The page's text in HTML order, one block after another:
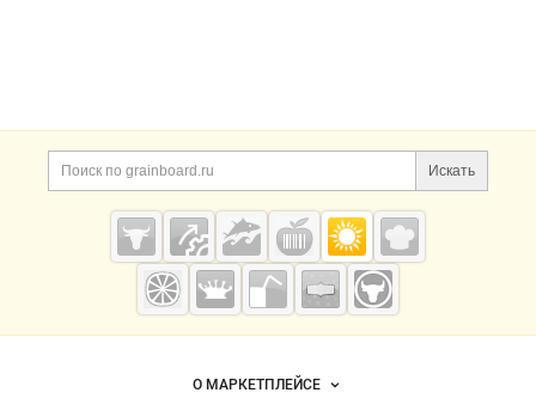
Дополнительная информация
Поиск по сайту и
Искать
Cсылки на полезные проекты
Grainboard.ru
— зерно и
мука
Важные разделы и контакты
Навигация по сайтуО МАРКЕТПЛЕЙСЕ